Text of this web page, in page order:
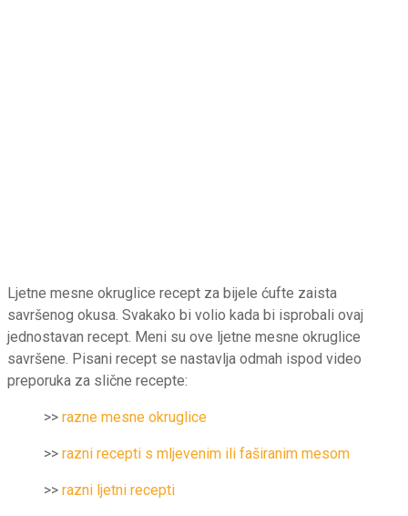
Ljetne mesne okruglice recept za bijele ćufte zaista
savršenog okusa. Svakako bi volio kada bi isprobali ovaj
jednostavan recept. Meni su ove ljetne mesne okruglice
savršene. Pisani recept se nastavlja odmah ispod video
preporuka za slične recepte:
>> razne mesne okruglice
>> razni recepti s mljevenim ili faširanim mesom
>> razni ljetni recepti